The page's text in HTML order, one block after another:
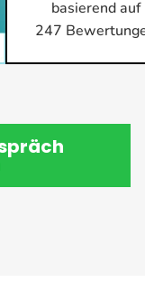
basierend auf
247